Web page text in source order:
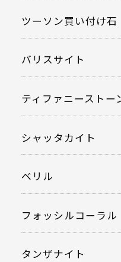
ツーソン買い付け石
バリスサイト
ティファニーストー
シャッタカイト
ベリル
フォッシルコーラル
タンザナイト